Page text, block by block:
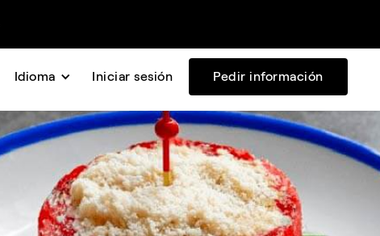
Idioma Iniciar sesión Pedir información